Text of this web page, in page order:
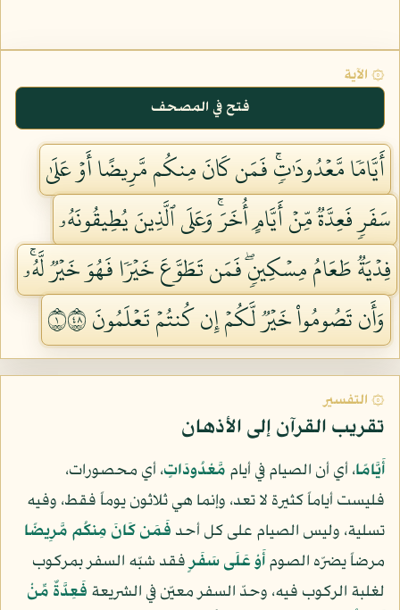
۞ الآية
فتح في المصحف
أَيَّامٗا مَّعۡدُودَٰتٖۚ فَمَن كَانَ مِنكُم مَّرِيضًا أَوۡ عَلَىٰ
سَفَرٖ فَعِدَّةٞ مِّنۡ أَيَّامٍ أُخَرَۚ وَعَلَى ٱلَّذِينَ يُطِيقُونَهُۥ
فِدۡيَةٞ طَعَامُ مِسۡكِينٖۖ فَمَن تَطَوَّعَ خَيۡرٗا فَهُوَ خَيۡرٞ لَّهُۥۚ
وَأَن تَصُومُواْ خَيۡرٞ لَّكُمۡ إِن كُنتُمۡ تَعۡلَمُونَ ١٨٤
۞ التفسير
تقريب القرآن إلى الأذهان
أَيَّامًا، أي أن الصيام في أيام مَّعْدُودَاتٍ، أي محصورات،
فليست أياماً كثيرة لا تعد، وإنما هي ثلاثون يوماً فقط، وفيه
تسلية، وليس الصيام على كل أحد فَمَن كَانَ مِنكُم مَّرِيضًا
مرضاً يضرّه الصومأَوْ عَلَى سَفَرٍفقد شبّه السفر بمركوب
لغلبة الركوب فيه، وحدّ السفر معيّن في الشريعة فَعِدَّةٌ مِّنْ